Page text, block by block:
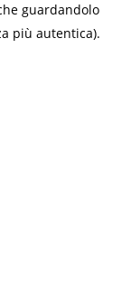
guardandolo
più autentica).